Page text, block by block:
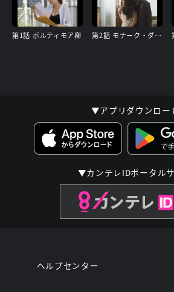
第1話 ボルティモア卿 第2話 モナーク・ダグラス銀行
▼アプリダウンロー
▼カンテレIDポータル
ヘルプセンター